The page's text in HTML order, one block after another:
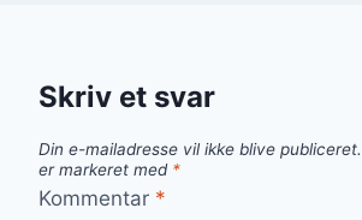
Skriv et svar
Din e-mailadresse vil ikke blive publiceret.
er markeret med *
Kommentar *